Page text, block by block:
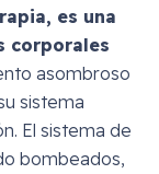
es una
corporales
asombroso
sistema
El sistema de
bombeados,